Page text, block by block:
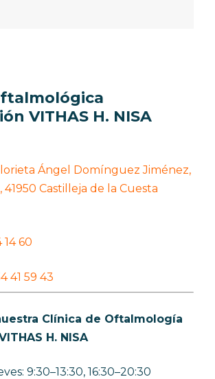
VITHAS H. NISA
Ángel Domínguez Jiménez,
41950 Castilleja de la Cuesta
14 60
41 59 43
Clínica de Oftalmología
H. NISA
9:30–13:30, 16:30–20:30